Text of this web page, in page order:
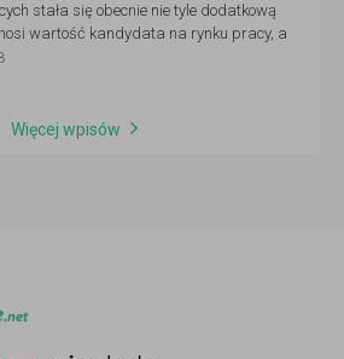
stała się obecnie nie tyle dodatkową
wartość kandydata na rynku pracy, a
nie jedyny powód, dla którego
jest nasycony, nadal – przy dobrym
Więcej wpisów